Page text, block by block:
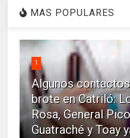
MAS POPULARES
1
Algunos
brote en Catriló:
Rosa, General
Guatraché y Toay